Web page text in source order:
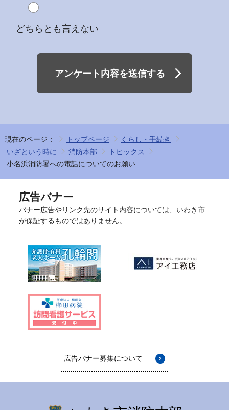
どちらとも言えない
アンケート内容を送信する
現在のページ： トップページ
くらし・手続き
いざという時に
消防本部
トピックス
小名浜消防署への電話についてのお願い
広告バナー
バナー広告やリンク先のサイト内容については、いわき市
が保証するものではありません。
広告バナー募集について